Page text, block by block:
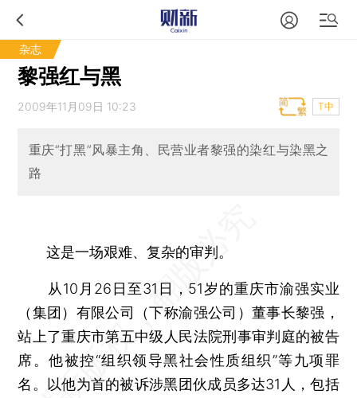
杂志
黎强红与黑
2009年11月09日 10:23 T中
重庆“打黑”风暴主角、民营业者黎强的染红与染黑之
路
这是一场艰难、复杂的审判。
从10月26日至31日，51岁的重庆市渝强实业
（集团）有限公司（下称渝强公司）董事长黎强，
站上了重庆市第五中级人民法院刑事审判庭的被告
席。他被控“组织领导黑社会性质组织”等九项罪
名。以他为首的被诉涉黑团伙成员多达31人，包括